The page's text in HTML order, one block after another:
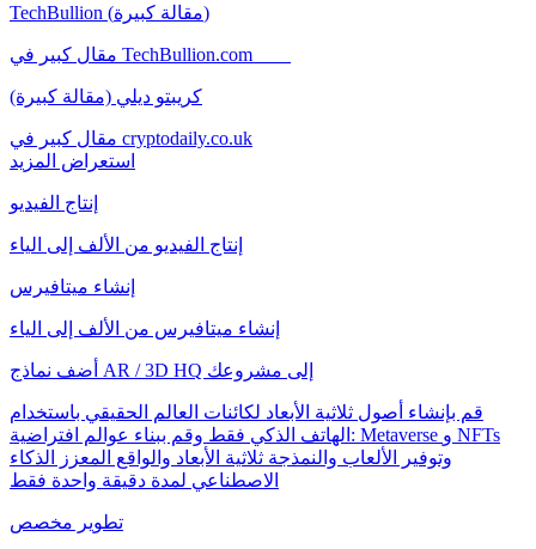
TechBullion (مقالة كبيرة)
مقال كبير في TechBullion.com
كريبتو ديلي (مقالة كبيرة)
مقال كبير في cryptodaily.co.uk
استعراض المزيد
إنتاج الفيديو
إنتاج الفيديو من الألف إلى الياء
إنشاء ميتافيرس
إنشاء ميتافيرس من الألف إلى الياء
أضف نماذج AR / 3D HQ إلى مشروعك
قم بإنشاء أصول ثلاثية الأبعاد لكائنات العالم الحقيقي باستخدام
الهاتف الذكي فقط وقم ببناء عوالم افتراضية: Metaverse و NFTs
وتوفير الألعاب والنمذجة ثلاثية الأبعاد والواقع المعزز الذكاء
الاصطناعي لمدة دقيقة واحدة فقط
تطوير مخصص